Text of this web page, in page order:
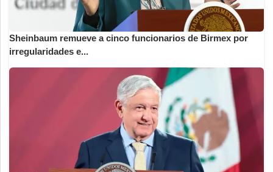
Sheinbaum remueve a cinco funcionarios de Birmex por
irregularidades e...